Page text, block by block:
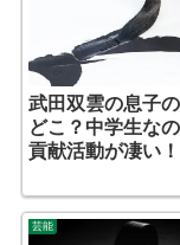
武田双雲の息子
どこ？中学生な
貢献活動が凄い！
芸能